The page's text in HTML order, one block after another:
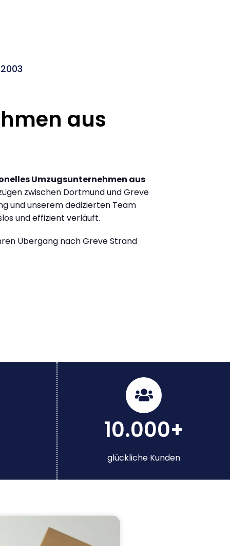
aus
Umzugsunternehmen aus
zwischen Dortmund und Greve
und unserem dedizierten Team
und effizient verläuft.
Übergang nach Greve Strand
10.000+
glückliche Kunden